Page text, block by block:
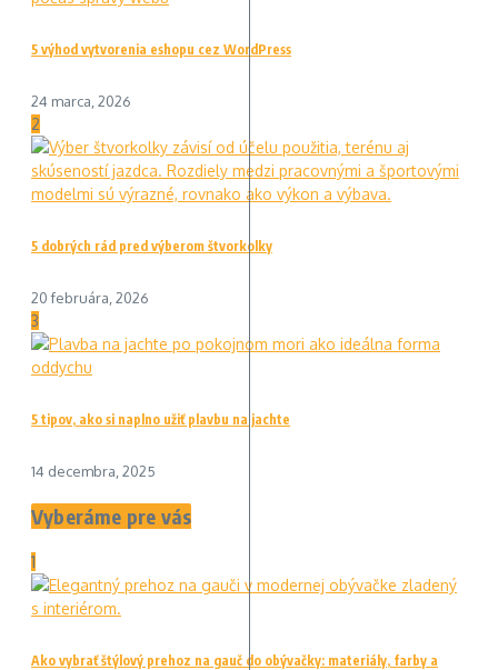
5 výhod vytvorenia eshopu cez WordPress
24 marca, 2026
2
5 dobrých rád pred výberom štvorkolky
20 februára, 2026
3
5 tipov, ako si naplno užiť plavbu na jachte
14 decembra, 2025
Vyberáme pre vás
1
Ako vybrať štýlový prehoz na gauč do obývačky: materiály, farby a